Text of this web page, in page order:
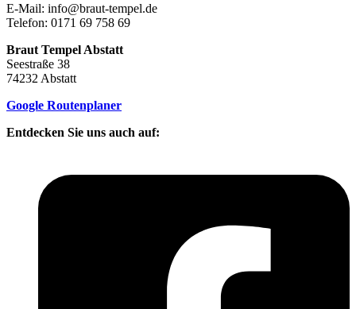
E-Mail: info@braut-tempel.de
Telefon: 0171 69 758 69
Braut Tempel Abstatt
Seestraße 38
74232 Abstatt
Google Routenplaner
Entdecken Sie uns auch auf: